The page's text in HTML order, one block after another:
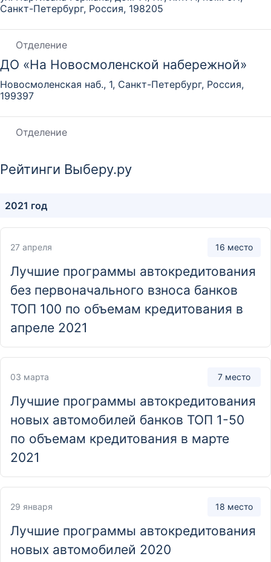
Санкт-Петербург, Россия, 198205
Отделение
ДО «На Новосмоленской набережной»
Новосмоленская наб., 1, Санкт-Петербург, Россия,
199397
Отделение
ул. Коллонтай, 21к1, Санкт-Петербург, Россия, 193231
Отделение
ДО «На шоссе Революции»
шоссе Революции, 18, лит. А, Санкт-Петербург, Россия,
Отделение
ДО «Площадь Мужества»
пр. Тореза, 9, Санкт-Петербург, Россия, 194021
Отделение
1-я Красноармейская ул., 22, Санкт-Петербург, Россия,
190005
Отделение
ДО «Центр сделок с недвижимостью №1»
Отделение
ДО «Центр сделок с недвижимостью №1»
Рейтинги Выберу.ру
2021 год
27 апреля 16 место
Лучшие программы автокредитования
без первоначального взноса банков
ТОП 100 по объемам кредитования в
апреле 2021
03 марта 7 место
Лучшие программы автокредитования
новых автомобилей банков ТОП 1-50
по объемам кредитования в марте
2021
29 января 18 место
Лучшие программы автокредитования
новых автомобилей 2020